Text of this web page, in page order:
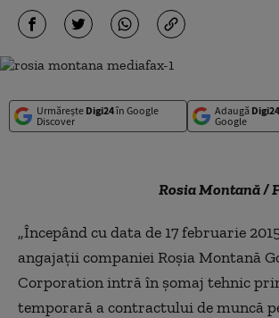
Urmărește Digi24în Google
Discover
Adaugă Digi24
Google
Rosia Montană /
„Începând cu data de 17 februarie
angajații companiei Roșia Montană
Corporation intră în șomaj tehnic
temporară a contractului de muncă